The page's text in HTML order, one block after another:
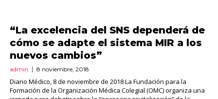
“La excelencia del SNS dependerá de
cómo se adapte el sistema MIR a los
nuevos cambios”
admin 8 noviembre, 2018
Diario Médico, 8 de noviembre de 2018 La Fundación para la
Formación de la Organización Médica Colegial (OMC) organiza una